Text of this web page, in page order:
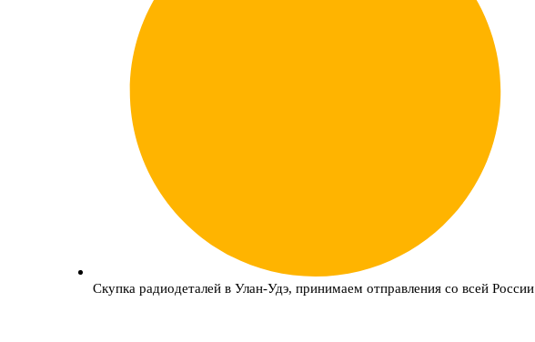
Скупка радиодеталей в Улан-Удэ, принимаем отправления со всей России